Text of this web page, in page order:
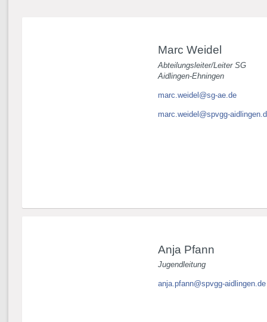
Marc Weidel
Abteilungsleiter/Leiter SG
Aidlingen-Ehningen
marc.weidel@sg-ae.de
marc.weidel@spvgg-
Anja Pfann
Jugendleitung
anja.pfann@spvgg-aidlingen.de